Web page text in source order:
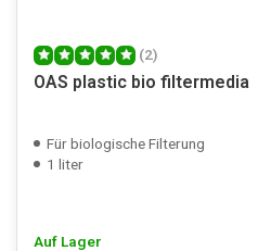
(2)
OAS plastic bio filtermedia
Für biologische Filterung
1 liter
Auf Lager